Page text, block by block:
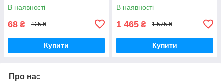
В наявності
68 ₴ 135 ₴
Купити
В наявності
1 465 ₴ 1 575 ₴
Купити
Про нас